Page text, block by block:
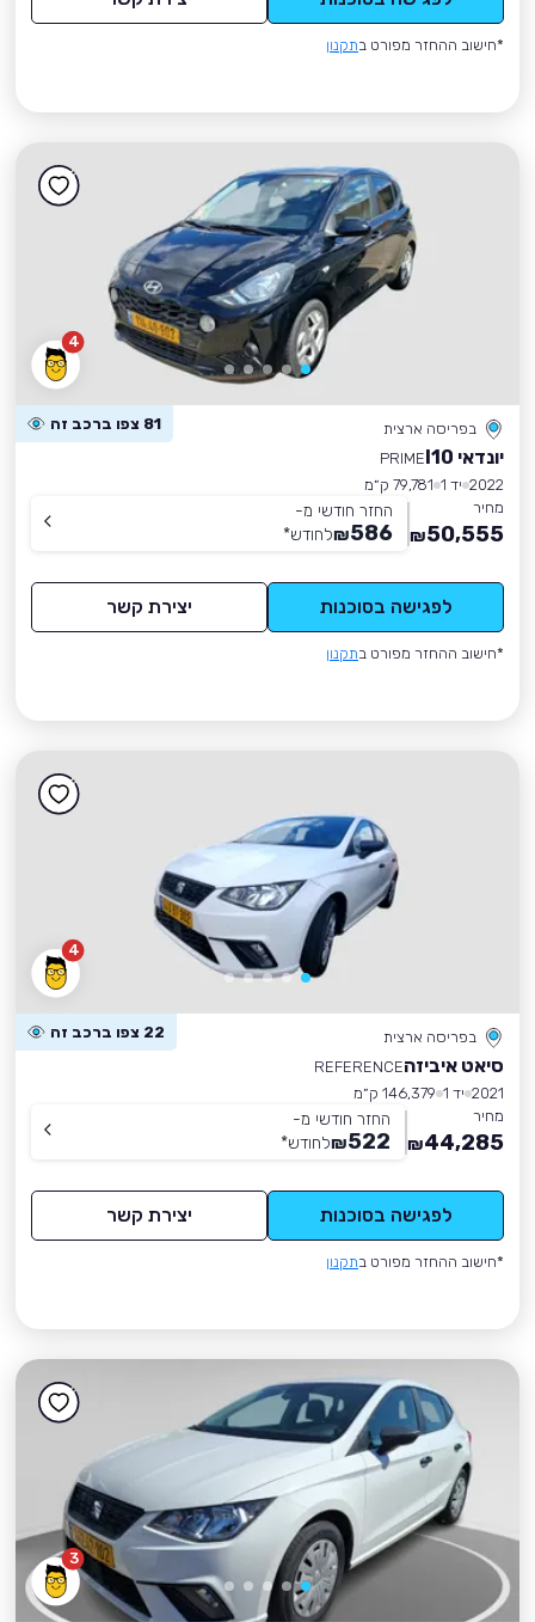
*חישוב ההחזר מפורט בתקנון
4
בפריסה ארצית 81 צפו ברכב זה
יונדאי I10
PRIME
2022 יד 1
79,781 ק״מ
מחיר
50,555
₪
החזר חודשי מ-
586
₪לחודש*
לפגישה בסוכנות יצירת קשר
*חישוב ההחזר מפורט בתקנון
4
בפריסה ארצית 22 צפו ברכב זה
סיאט איביזהREFERENCE
2021 יד 1
146,379 ק״מ
מחיר
44,285
₪
החזר חודשי מ-
522
₪לחודש*
לפגישה בסוכנות יצירת קשר
*חישוב ההחזר מפורט בתקנון
3